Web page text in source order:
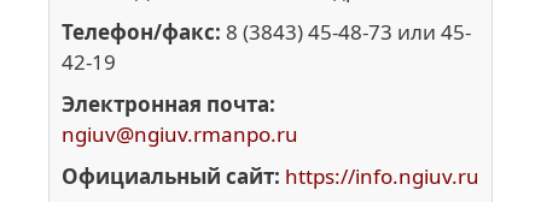
Телефон/факс: 8 (3843) 45-48-73 или 45-
42-19
Электронная почта:
ngiuv@ngiuv.rmanpo.ru
Официальный сайт: https://info.ngiuv.ru